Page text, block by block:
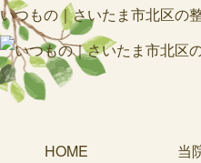
いつもの｜さいたま市北区の
HOME
当